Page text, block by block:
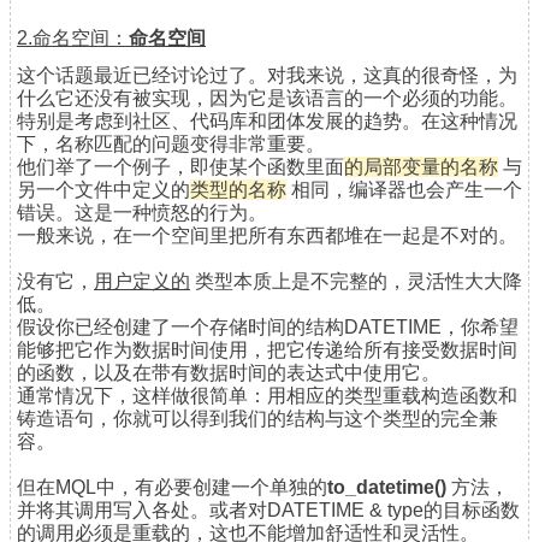
2.命名空间： 命名空间
这个话题最近已经讨论过了。对我来说，这真的很奇怪，为
什么它还没有被实现，因为它是该语言的一个必须的功能。
特别是考虑到社区、代码库和团体发展的趋势。在这种情况
下，名称匹配的问题变得非常重要。
他们举了一个例子，即使某个函数里面的局部变量的名称 与
另一个文件中定义的类型的名称 相同，编译器也会产生一个
错误。这是一种愤怒的行为。
一般来说，在一个空间里把所有东西都堆在一起是不对的。
没有它， 用户定义的 类型本质上是不完整的，灵活性大大降
低。
假设你已经创建了一个存储时间的结构DATETIME，你希望
能够把它作为数据时间使用，把它传递给所有接受数据时间
的函数，以及在带有数据时间的表达式中使用它。
通常情况下，这样做很简单：用相应的类型重载构造函数和
铸造语句，你就可以得到我们的结构与这个类型的完全兼
容。
但在MQL中，有必要创建一个单独的to_datetime() 方法，
并将其调用写入各处。或者对DATETIME & type的目标函数
的调用必须是重载的，这也不能增加舒适性和灵活性。